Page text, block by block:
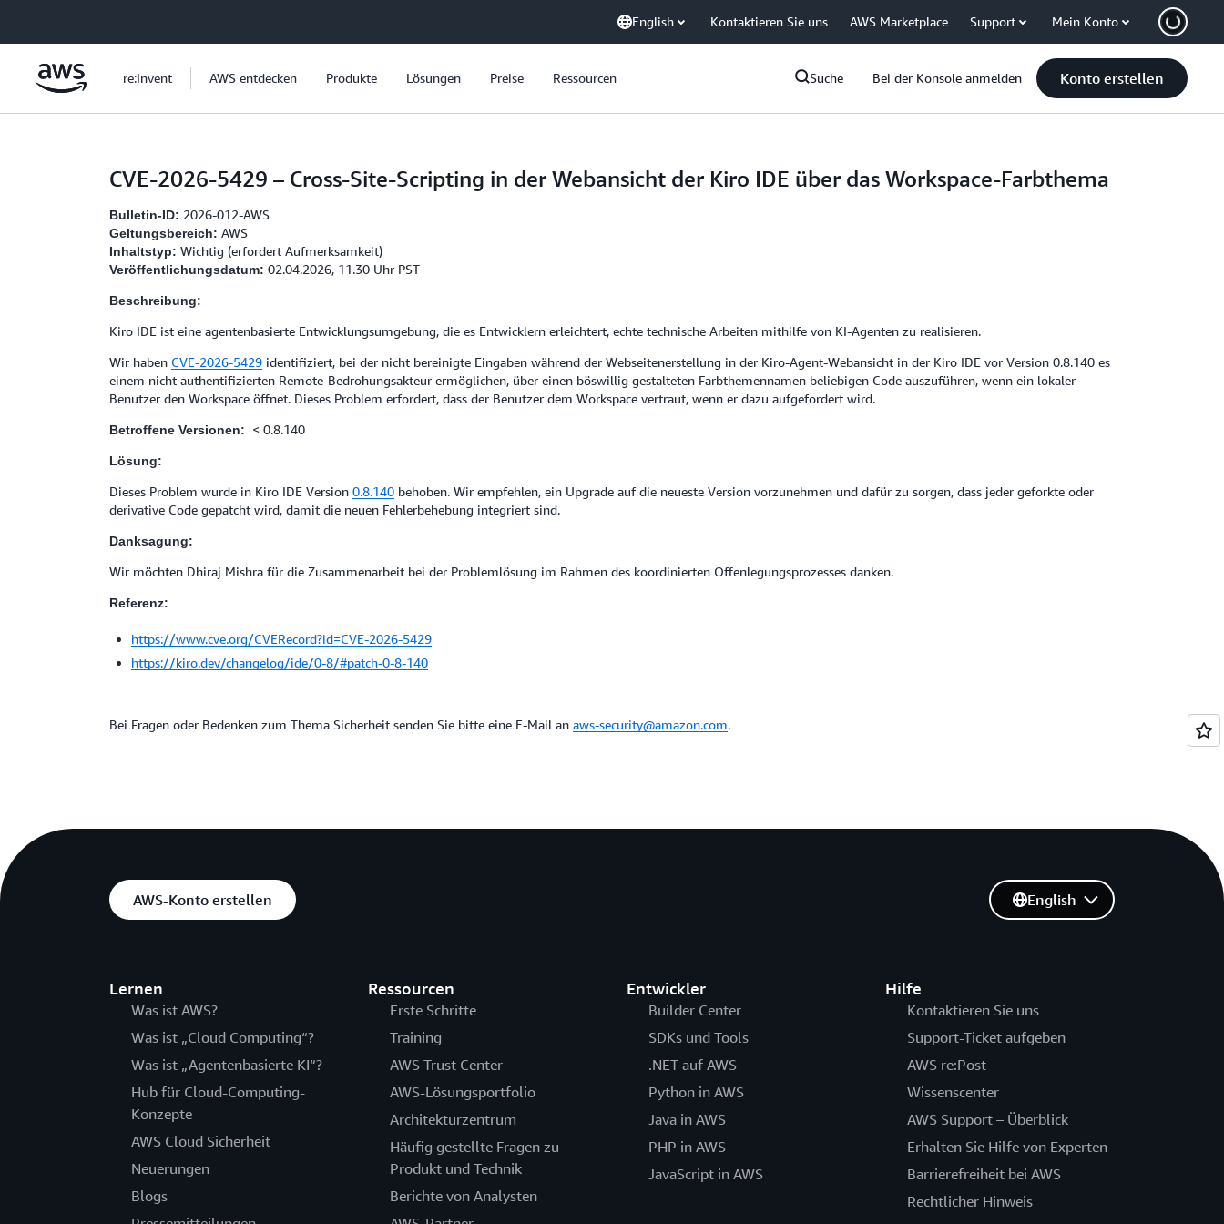
English Kontaktieren Sie uns AWS Marketplace Support Mein Konto
re:Invent AWS entdecken Produkte Lösungen Preise Ressourcen Suche Bei der Konsole anmelden Konto erstellen
CVE-2026-5429 – Cross-Site-Scripting in der Webansicht der Kiro IDE über das Workspace-Farbthema
Bulletin-ID: 2026-012-AWS
Geltungsbereich: AWS
Inhaltstyp: Wichtig (erfordert Aufmerksamkeit)
Veröffentlichungsdatum: 02.04.2026, 11.30 Uhr PST
Beschreibung:
Kiro IDE ist eine agentenbasierte Entwicklungsumgebung, die es Entwicklern erleichtert, echte technische Arbeiten mithilfe von KI-Agenten zu realisieren.
Wir haben CVE-2026-5429 identifiziert, bei der nicht bereinigte Eingaben während der Webseitenerstellung in der Kiro-Agent-Webansicht in der Kiro IDE vor Version 0.8.140 es
einem nicht authentifizierten Remote-Bedrohungsakteur ermöglichen, über einen böswillig gestalteten Farbthemennamen beliebigen Code auszuführen, wenn ein lokaler
Benutzer den Workspace öffnet. Dieses Problem erfordert, dass der Benutzer dem Workspace vertraut, wenn er dazu aufgefordert wird.
Betroffene Versionen: < 0.8.140
Lösung:
Dieses Problem wurde in Kiro IDE Version 0.8.140 behoben. Wir empfehlen, ein Upgrade auf die neueste Version vorzunehmen und dafür zu sorgen, dass jeder geforkte oder
derivative Code gepatcht wird, damit die neuen Fehlerbehebung integriert sind.
Danksagung:
Wir möchten Dhiraj Mishra für die Zusammenarbeit bei der Problemlösung im Rahmen des koordinierten Offenlegungsprozesses danken.
Referenz:
https://www.cve.org/CVERecord?id=CVE-2026-5429
https://kiro.dev/changelog/ide/0-8/#patch-0-8-140
Bei Fragen oder Bedenken zum Thema Sicherheit senden Sie bitte eine E-Mail an aws-security@amazon.com.
AWS-Konto erstellen
Lernen
Was ist AWS?
Was ist „Cloud Computing“?
Was ist „Agentenbasierte KI“?
Hub für Cloud-Computing-
Konzepte
AWS Cloud Sicherheit
Neuerungen
Blogs
Ressourcen
Erste Schritte
Training
AWS Trust Center
AWS-Lösungsportfolio
Architekturzentrum
Häufig gestellte Fragen zu
Produkt und Technik
Berichte von Analysten
Entwickler
Builder Center
SDKs und Tools
.NET auf AWS
Python in AWS
Java in AWS
PHP in AWS
JavaScript in AWS
Hilfe
Kontaktieren Sie uns
Support-Ticket aufgeben
AWS re:Post
Wissenscenter
AWS Support – Überblick
Erhalten Sie Hilfe von Experten
Barrierefreiheit bei AWS
Rechtlicher Hinweis
English